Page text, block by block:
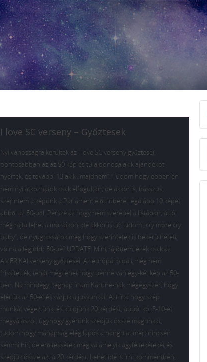
I love SC verseny – Győztesek
Nyilvánosságra kerültek az I love SC verseny győztesei,
pontosabban az az 50 kép és tulajdonosa akik ajándékot
nyertek, és további 13 akik „majdnem”. Tudom hogy ebben én
nem nyilatkozhatok csak elfogultan, de akkor is, basszus,
szerintem a képünk a Parlament előtt überel legalább 10 képet
abből az 50-ből. Persze az hogy nem szerepel a listában, attól
még rajta lehet a mozaikon, de akkor is. Jó tudom „cry more cry
baby”, de nyugtassatok meg hogy szerintetek is bekerülhetett
volna a legjobb 50-be? UPDATE: Mint rájöttem, ezek csak az
AMERIKAI verseny győztesei. Az európai oldalt még nem
frissítették, tehát még lehet hogy benne van egy-két kép az 50-
ben. Na mindegy, tegnap írtam Karune-nak mégegyszer, hogy
elértük az 50-et és várjuk a jussunkat. Azt írta hogy szép
munkát végeztünk, és küldjünk 20 kérdést, abból kb. 8-10-et
megválaszol, úgyhogy gyerünk szedjük össze magunkat,
tudom hogy manapság elég lapos a hangulat mert nincsen
semmi hír, de erőltessétek meg valamelyik agyféltekéteket és
szedjük össze azt a 20 kérdést. Lehet ide is írni kommentben,